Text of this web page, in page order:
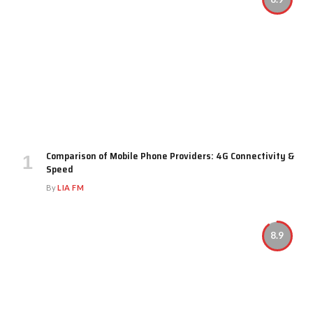
Comparison of Mobile Phone Providers: 4G Connectivity &
Speed
ByLIA FM
8.9